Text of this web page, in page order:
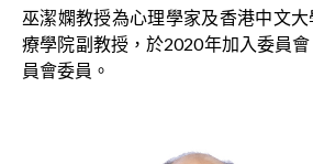
巫潔嫻教授為心理學家及香港中文
療學院副教授，於2020年加入委員
員會委員。